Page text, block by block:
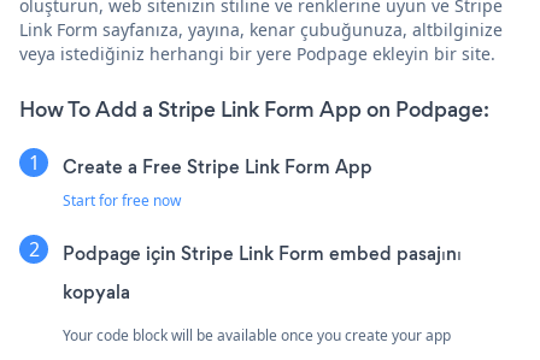
oluşturun, web sitenizin stiline ve renklerine uyun ve Stripe
Link Form sayfanıza, yayına, kenar çubuğunuza, altbilginize
veya istediğiniz herhangi bir yere Podpage ekleyin bir site.
How To Add a Stripe Link Form App on Podpage:
Create a Free Stripe Link Form App
Start for free now
Podpage için Stripe Link Form embed pasajını
kopyala
Your code block will be available once you create your app